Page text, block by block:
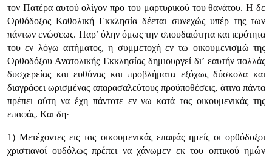
τον Πατέρα αυτού ολίγον προ του μαρτυρικού του θανάτου. Η δε
Ορθόδοξος Καθολική Εκκλησία δέεται συνεχώς υπέρ της των
πάντων ενώσεως. Παρ’ όλην όμως την σπουδαιότητα και ιερότητα
του εν λόγω αιτήματος, η συμμετοχή εν τω οικουμενισμώ της
Ορθοδόξου Ανατολικής Εκκλησίας δημιουργεί δι’ εαυτήν πολλάς
δυσχερείας και ευθύνας και προβλήματα εξόχως δύσκολα και
διαγράφει ωρισμένας απαρασαλεύτους προϋποθέσεις, άτινα πάντα
πρέπει αύτη να έχη πάντοτε εν νω κατά τας οικουμενικάς της
επαφάς. Και δη·
1) Μετέχοντες εις τας οικουμενικάς επαφάς ημείς οι ορθόδοξοι
χριστιανοί ουδόλως πρέπει να χάνωμεν εκ του οπτικού ημών